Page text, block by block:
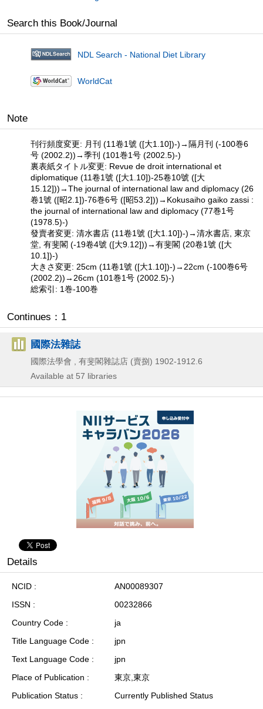
Search this Book/Journal
NDL Search - National Diet Library
WorldCat
Note
刊行頻度変更: 月刊 (11卷1號 ([大1.10])-)→隔月刊 (-100巻6
号 (2002.2))→季刊 (101巻1号 (2002.5)-)
裏表紙タイトル変更: Revue de droit international et
diplomatique (11卷1號 ([大1.10])-25卷10號 ([大
15.12]))→The journal of international law and diplomacy (26
卷1號 ([昭2.1])-76巻6号 ([昭53.2]))→Kokusaiho gaiko zassi :
the journal of international law and diplomacy (77巻1号
(1978.5)-)
發賣者変更: 清水書店 (11卷1號 ([大1.10])-)→清水書店, 東京
堂, 有斐閣 (-19卷4號 ([大9.12]))→有斐閣 (20卷1號 ([大
10.1])-)
大きさ変更: 25cm (11卷1號 ([大1.10])-)→22cm (-100巻6号
(2002.2))→26cm (101巻1号 (2002.5)-)
総索引: 1巻-100巻
Continues：1
國際法雜誌
國際法學會 , 有斐閣雜誌店 (賣捌) 1902-1912.6
Available at 57 libraries
Details
NCID
AN00089307
ISSN
00232866
Country Code
ja
Title Language Code
jpn
Text Language Code
jpn
Place of Publication
東京,東京
Publication Status
Currently Published Status